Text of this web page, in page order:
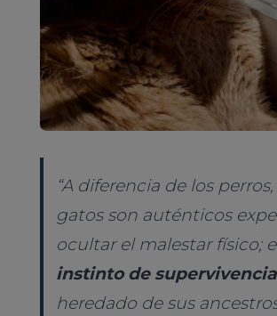
“A diferencia de los
gatos son auténticos
ocultar el malestar físico;
instinto de supervivencia
heredado de sus